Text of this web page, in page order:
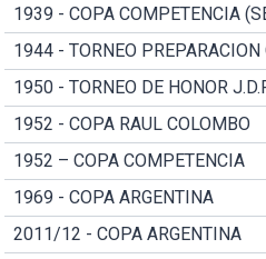
1939 - COPA COMPETENCIA
1944 - TORNEO PREPARACION
1950 - TORNEO DE HONOR
1952 - COPA RAUL COLOMBO
1952 – COPA COMPETENCIA
1969 - COPA ARGENTINA
2011/12 - COPA ARGENTINA